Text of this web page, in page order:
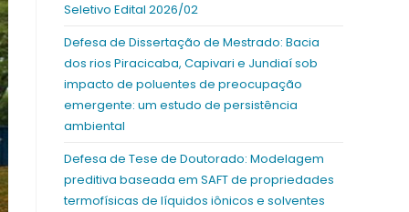
Seletivo Edital 2026/02
Defesa de Dissertação de Mestrado: Bacia
dos rios Piracicaba, Capivari e Jundiaí sob
impacto de poluentes de preocupação
emergente: um estudo de persistência
ambiental
Defesa de Tese de Doutorado: Modelagem
preditiva baseada em SAFT de propriedades
termofísicas de líquidos iônicos e solventes